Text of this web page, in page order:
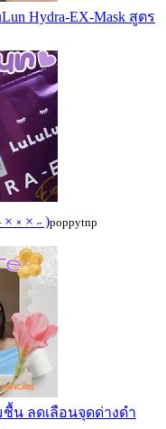
Hydra-EX-Mask สูตร
༝ × ˶ )poppytnp
ชื้น ลดเลือนจุดด่างดำ